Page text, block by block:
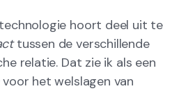
hoort deel uit te
tussen de verschillende
relatie. Dat zie ik als een
voor het welslagen van